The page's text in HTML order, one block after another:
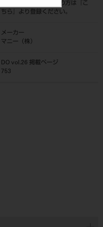
ネット会員登録がまだの方は『
こ
ちら
』より登録ください。
メーカー
マニー（株）
DO vol.26 掲載ページ
753